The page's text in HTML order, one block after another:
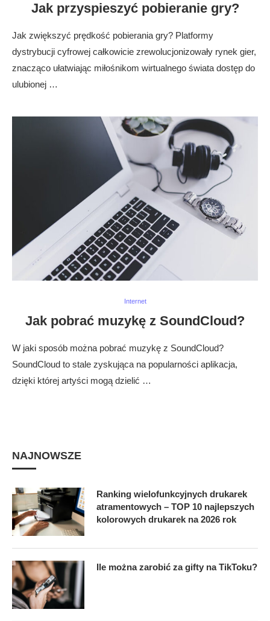
Jak przyspieszyć pobieranie gry?
Jak zwiększyć prędkość pobierania gry? Platformy
dystrybucji cyfrowej całkowicie zrewolucjonizowały rynek gier,
znacząco ułatwiając miłośnikom wirtualnego świata dostęp do
ulubionej …
Internet
Jak pobrać muzykę z SoundCloud?
W jaki sposób można pobrać muzykę z SoundCloud?
SoundCloud to stale zyskująca na popularności aplikacja,
dzięki której artyści mogą dzielić …
NAJNOWSZE
Ranking wielofunkcyjnych drukarek
atramentowych – TOP 10 najlepszych
kolorowych drukarek na 2026 rok
Ile można zarobić za gifty na TikToku?